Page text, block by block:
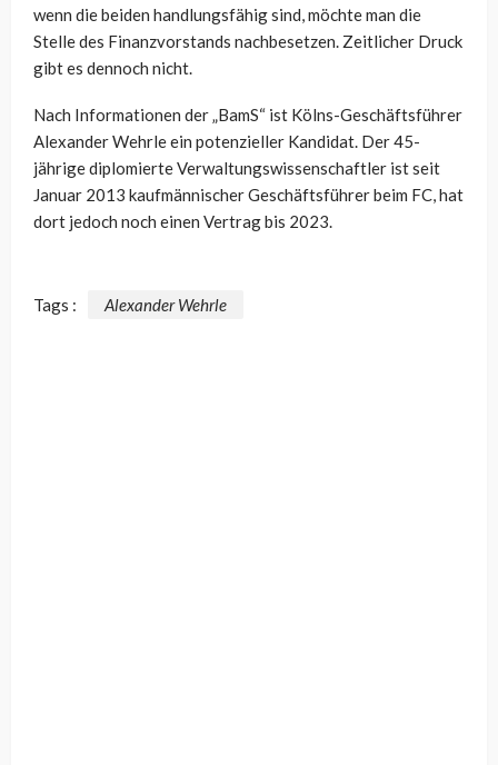
wenn die beiden handlungsfähig sind, möchte man die
Stelle des Finanzvorstands nachbesetzen. Zeitlicher Druck
gibt es dennoch nicht.
Nach Informationen der „BamS“ ist Kölns-Geschäftsführer
Alexander Wehrle ein potenzieller Kandidat. Der 45-
jährige diplomierte Verwaltungswissenschaftler ist seit
Januar 2013 kaufmännischer Geschäftsführer beim FC, hat
dort jedoch noch einen Vertrag bis 2023.
Tags : Alexander Wehrle